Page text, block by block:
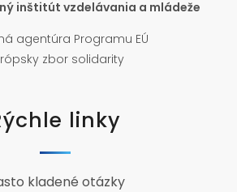
inštitút vzdelávania a mládeže
agentúra Programu EÚ
zbor solidarity
linky
kladené otázky